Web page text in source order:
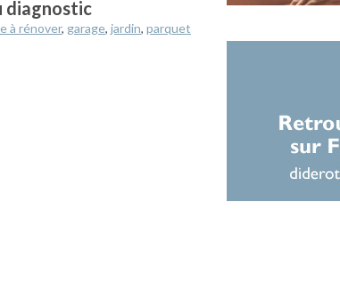
diagnostic
à rénover, garage, jardin, parquet